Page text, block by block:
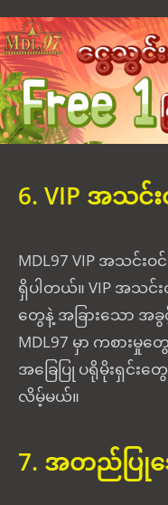
6. VIP အသင်
MDL97 VIP အသင်
ရှိပါတယ်။ VIP အသင်း
တွေနဲ့ အခြားသော အ
MDL97 မှာ ကစား
အခြေပြု ပရိုမိုးရှင်
လိမ့်မယ်။
7. အတည်ပြုအ